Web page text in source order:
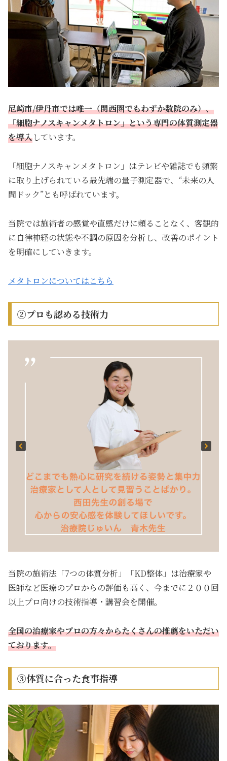
尼崎市/伊丹市では唯一（関西圏でもわずか数院のみ）、
「細胞ナノスキャンメタトロン」という専門の体質測定器
を導入しています。
「細胞ナノスキャンメタトロン」はテレビや雑誌でも頻繁
に取り上げられている最先端の量子測定器で、“未来の人
間ドック”とも呼ばれています。
当院では施術者の感覚や直感だけに頼ることなく、客観的
に自律神経の状態や不調の原因を分析し、改善のポイント
を明確にしていきます。
メタトロンについてはこちら
②プロも認める技術力
当院の施術法「7つの体質分析」「KD整体」は治療家や
医師など医療のプロからの評価も高く、今までに２００回
以上プロ向けの技術指導・講習会を開催。
全国の治療家やプロの方々からたくさんの推薦をいただい
ております。
③体質に合った食事指導